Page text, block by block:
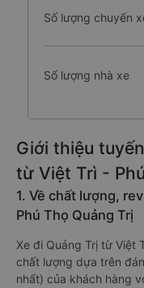
Số lượng chuyến
Số lượng nhà xe
Giới thiệu
từ Việt Trì -
1. Về chất lượng,
Phú Thọ Quảng Trị
Xe đi Quảng Trị từ Việt
chất lượng dựa trên
nhất) của khách hàng